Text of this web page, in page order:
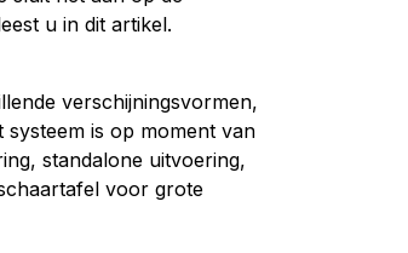
u in dit artikel.
verschijningsvormen,
is op moment van
standalone uitvoering,
voor grote